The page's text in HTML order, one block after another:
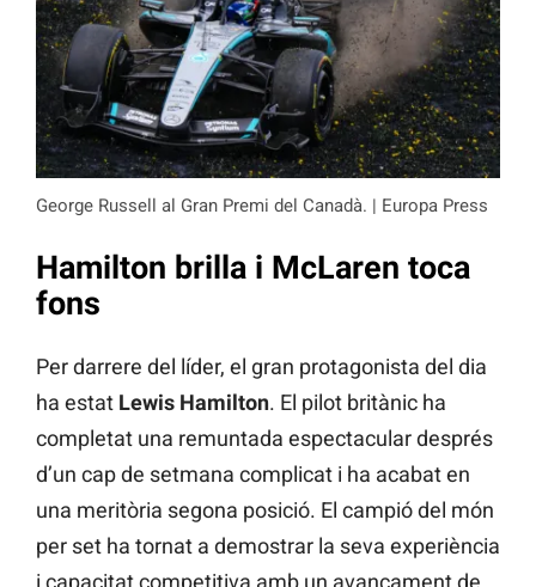
George Russell al Gran Premi del Canadà. | Europa Press
Hamilton brilla i McLaren toca
fons
Per darrere del líder, el gran protagonista del dia
ha estat Lewis Hamilton. El pilot britànic ha
completat una remuntada espectacular després
d’un cap de setmana complicat i ha acabat en
una meritòria segona posició. El campió del món
per set ha tornat a demostrar la seva experiència
i capacitat competitiva amb un avançament de